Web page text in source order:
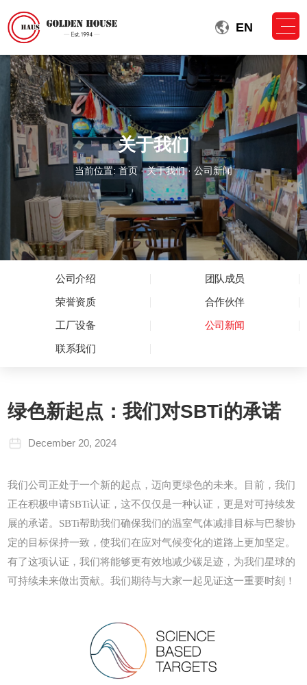
EN
关于我们
当前位置: 首页·关于我们· 公司新闻
公司介绍
团队成员
荣誉资质
合作伙伴
工厂设备
公司新闻
联系我们
绿色新起点：我们对SBTi的承诺
December 20, 2024
我们公司正处于一个新的起点，迈向更绿色的未来。目前，我们
正在积极申请SBTi认证，这不仅仅是一种认证，更是对可持续发
展的承诺。SBTi帮助我们确保我们的温室气体减排目标与巴黎协
定的目标保持一致，使我们在应对气候变化的道路上更加坚定。
有了这项认证，我们将能够更有效地减少碳足迹，为我们星球的
可持续未来做出贡献。我们期待与大家一起见证这一重要时刻！